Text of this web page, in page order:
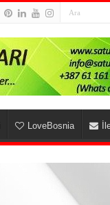
LoveBosnia